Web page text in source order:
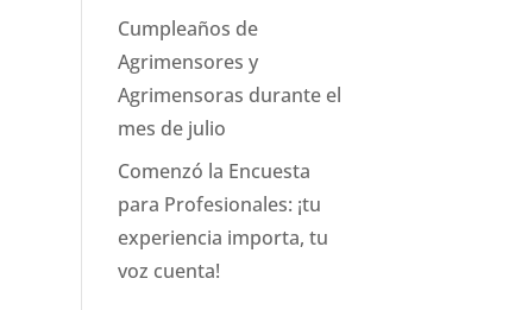
Cumpleaños de
Agrimensores y
Agrimensoras durante el
mes de julio
Comenzó la Encuesta
para Profesionales: ¡tu
experiencia importa, tu
voz cuenta!